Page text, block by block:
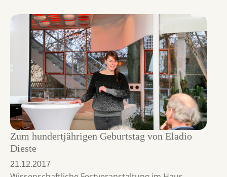
Zum hundertjährigen Geburtstag von Eladio
Dieste
21.12.2017